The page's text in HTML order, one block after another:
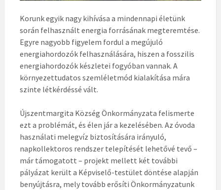
Korunk egyik nagy kihívása a mindennapi életünk
során felhasznált energia forrásának megteremtése.
Egyre nagyobb figyelem fordul a megújuló
energiahordozók felhasználására, hiszen a fosszilis
energiahordozók készletei fogyóban vannak. A
környezettudatos szemléletmód kialakítása mára
szinte létkérdéssé vált.
Újszentmargita Község Önkormányzata felismerte
ezt a problémát, és élen jár a kezelésében. Az óvoda
használati melegvíz biztosítására irányuló,
napkollektoros rendszer telepítését lehetővé tevő –
már támogatott – projekt mellett két további
pályázat került a Képviselő-testület döntése alapján
benyújtásra, mely tovább erősíti Önkormányzatunk